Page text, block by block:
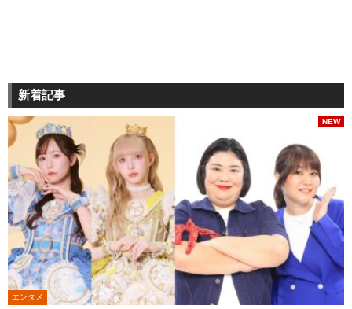
新着記事
エンタメ
NEW